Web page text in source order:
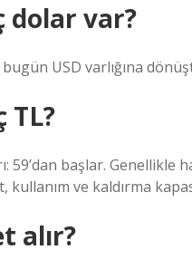
dolar var?
bugün USD varlığına
TL?
59’dan başlar. Genellikle
kullanım ve kaldırma
alır?